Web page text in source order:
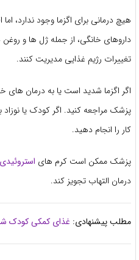
هیچ درمانی برای اگزما وجود ندارد، اما
داروهای خانگی، از جمله ژل ها و
تغییرات رژیم غذایی مدیریت کنند.
اگر اگزما شدید است یا به درمان
پزشک مراجعه کنید. اگر کودک یا
کار را انجام دهید.
پزشک ممکن است کرم های استروئیدی
درمان التهاب تجویز کند.
مطلب پیشنهادی: غذای کمکی کودک